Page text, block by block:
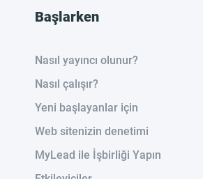
Başlarken
Nasıl yayıncı olunur?
Nasıl çalışır?
Yeni başlayanlar için
Web sitenizin denetimi
MyLead ile İşbirliği Yapın